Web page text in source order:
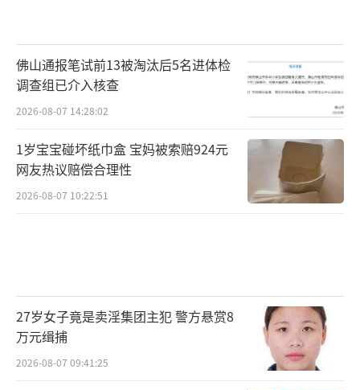
佛山通报笔试前13被淘汰后5名进体检
调查组已介入核查
2026-08-07 14:28:02
1岁宝宝碰坏纸巾盒 宝妈被索赔924元
网友热议赔偿合理性
2026-08-07 10:22:51
27岁女子竟是卖淫集团主犯 警方悬赏8
万元缉捕
2026-08-07 09:41:25